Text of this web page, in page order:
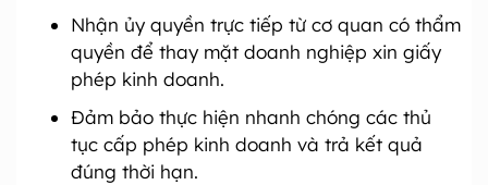
Nhận ủy quyền trực tiếp từ cơ quan có thẩm
quyền để thay mặt doanh nghiệp xin giấy
phép kinh doanh.
Đảm bảo thực hiện nhanh chóng các thủ
tục cấp phép kinh doanh và trả kết quả
đúng thời hạn.